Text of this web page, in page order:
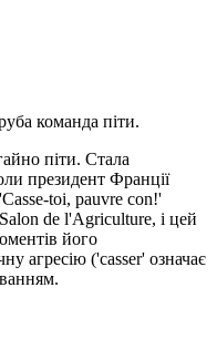
команда піти.
піти. Стала
президент Франції
toi, pauvre con!'
de l'Agriculture, і цей
його
агресію ('casser' означає